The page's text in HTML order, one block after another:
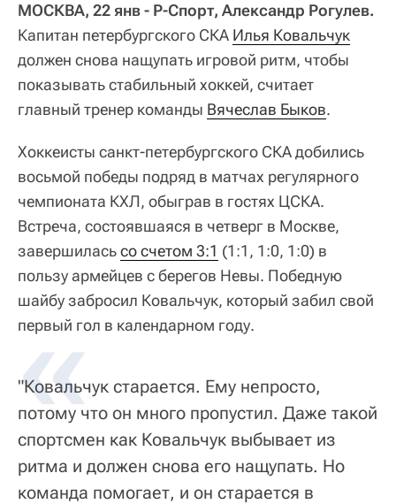
МОСКВА, 22 янв - Р-Спорт, Александр Рогулев.
Капитан петербургского СКА Илья Ковальчук
должен снова нащупать игровой ритм, чтобы
показывать стабильный хоккей, считает
главный тренер команды Вячеслав Быков.
Хоккеисты санкт-петербургского СКА добились
восьмой победы подряд в матчах регулярного
чемпионата КХЛ, обыграв в гостях ЦСКА.
Встреча, состоявшаяся в четверг в Москве,
завершиласьсо счетом 3:1 (1:1, 1:0, 1:0) в
пользу армейцев с берегов Невы. Победную
шайбу забросил Ковальчук, который забил свой
первый гол в календарном году.
"Ковальчук старается. Ему непросто,
потому что он много пропустил. Даже такой
спортсмен как Ковальчук выбывает из
ритма и должен снова его нащупать. Но
команда помогает, и он старается в